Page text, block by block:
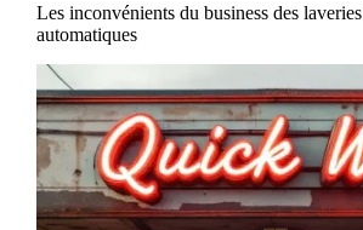
Les inconvénients du business des laveries
automatiques